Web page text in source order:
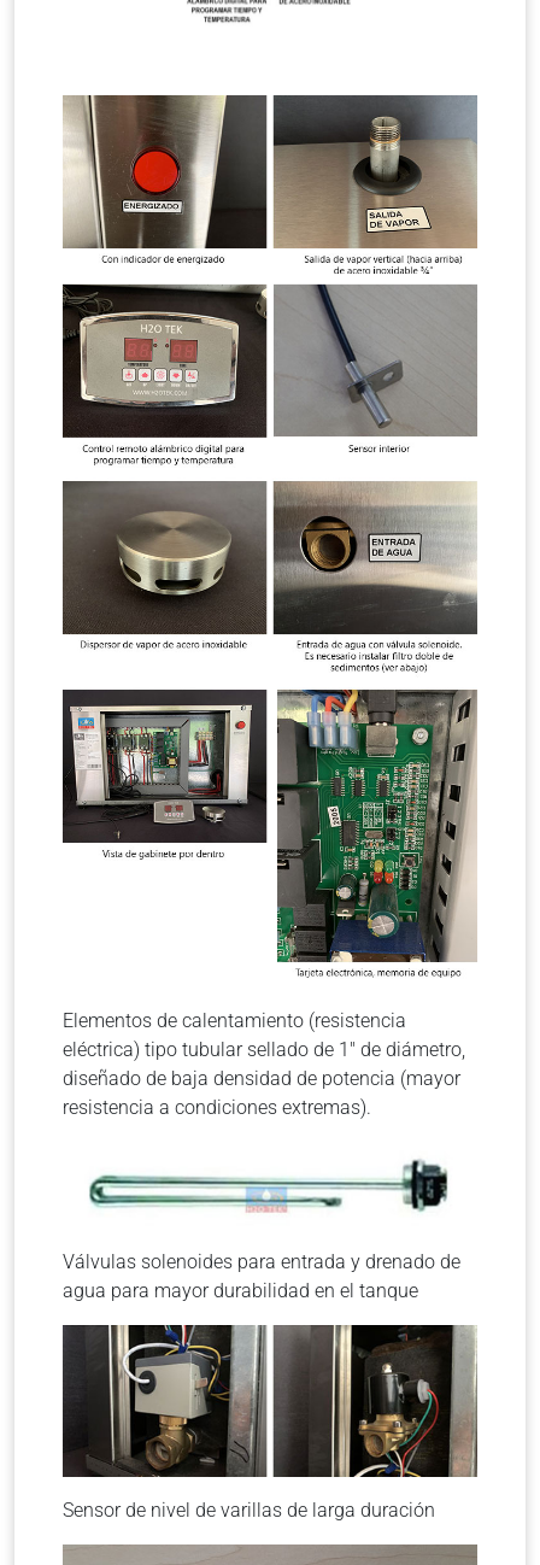
Elementos de calentamiento (resistencia
eléctrica) tipo tubular sellado de 1″ de diámetro,
diseñado de baja densidad de potencia (mayor
resistencia a condiciones extremas).
Válvulas solenoides para entrada y drenado de
agua para mayor durabilidad en el tanque
Sensor de nivel de varillas de larga duración